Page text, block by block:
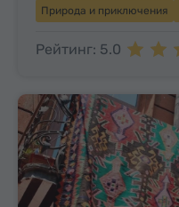
Природа и приключения
Рейтинг: 5.0